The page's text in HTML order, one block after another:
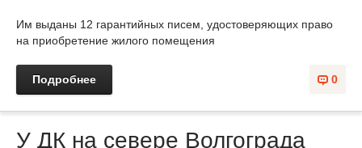
Им выданы 12 гарантийных писем, удостоверяющих право
на приобретение жилого помещения
0
Подробнее
У ДК на севере Волгограда